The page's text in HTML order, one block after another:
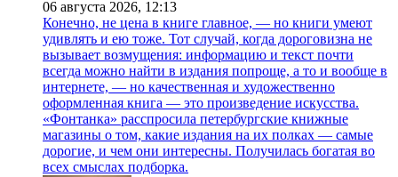
06 августа 2026, 12:13
Конечно, не цена в книге главное, — но книги умеют
удивлять и ею тоже. Тот случай, когда дороговизна не
вызывает возмущения: информацию и текст почти
всегда можно найти в издания попроще, а то и вообще в
интернете, — но качественная и художественно
оформленная книга — это произведение искусства.
«Фонтанка» расспросила петербургские книжные
магазины о том, какие издания на их полках — самые
дорогие, и чем они интересны. Получилась богатая во
всех смыслах подборка.